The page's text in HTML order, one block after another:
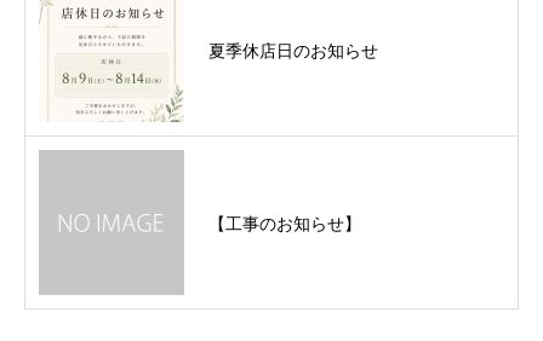
夏季休店日のお知らせ
【工事のお知らせ】